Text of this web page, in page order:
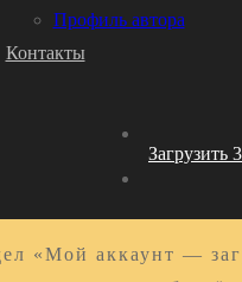
Профиль автора
Контакты
Загрузить
«Мой аккаунт —